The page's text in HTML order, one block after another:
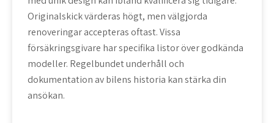
Originalskick värderas högt, men välgjorda
renoveringar accepteras oftast. Vissa
försäkringsgivare har specifika listor över godkända
modeller. Regelbundet underhåll och
dokumentation av bilens historia kan stärka din
ansökan.